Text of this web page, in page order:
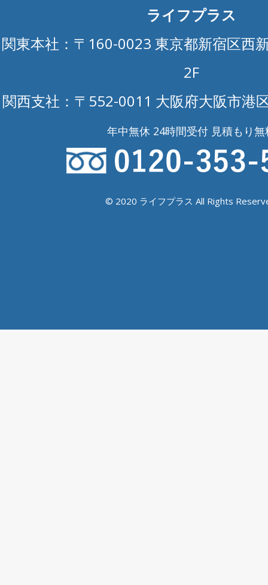
ライフプラス
関東本社：〒160-0023 東京都新宿区西
2F
関西支社：〒552-0011 大阪府大阪市港
年中無休 24時間受付 見積もり無
© 2020 ライフプラス All Rights